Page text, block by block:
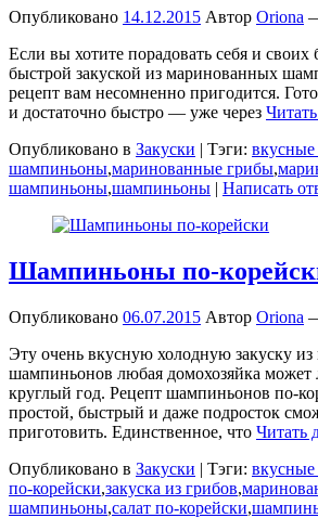
Опубликовано 14.12.2015 Автор Oriona
Если вы хотите порадовать себя и своих
быстрой закуской из маринованных
рецепт вам несомненно пригодится.
и достаточно быстро — уже через
Опубликовано в Закуски | Тэги:
шампиньоны,маринованные грибы,
шампиньоны,шампиньоны | Написать
Шампиньоны по-
Опубликовано 06.07.2015 Автор Oriona
Эту очень вкусную холодную закуску
шампиньонов любая домохозяйка может
круглый год. Рецепт шампиньонов по-
простой, быстрый и даже подросток
приготовить. Единственное, что Читать
Опубликовано в Закуски | Тэги:
по-корейски,закуска из грибов,
шампиньоны,салат по-корейски,